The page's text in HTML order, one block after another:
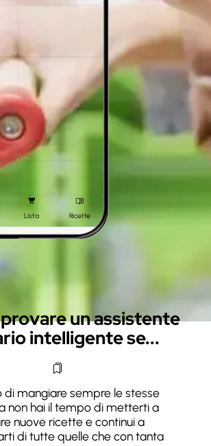
Lista Ricette
un assistente
intelligente se...
di mangiare sempre le stesse
non hai il tempo di metterti a
nuove ricette e continui a
di tutte quelle che con tanta